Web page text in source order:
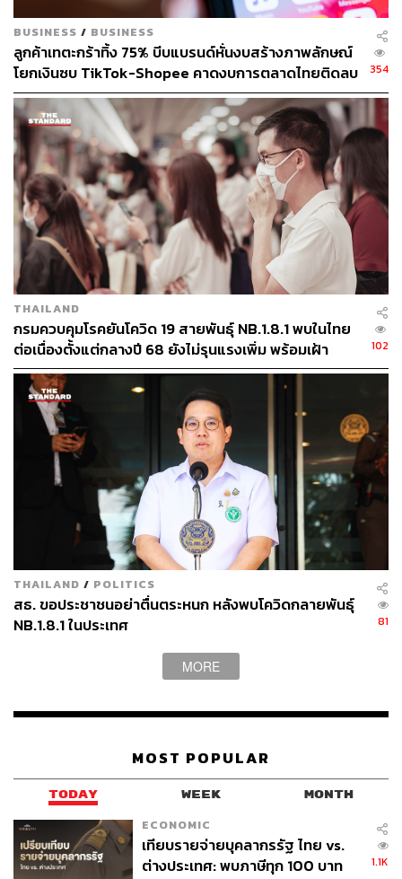
BUSINESS / BUSINESS
ลูกค้าเทตะกร้าทิ้ง 75% บีบแบรนด์หั่นงบสร้างภาพลักษณ์
โยกเงินซบ TikTok-Shopee คาดงบการตลาดไทยติดลบ
ครั้งแรกในรอบ 14 ปี
354
THAILAND
กรมควบคุมโรคยันโควิด 19 สายพันธุ์ NB.1.8.1 พบในไทย
ต่อเนื่องตั้งแต่กลางปี 68 ยังไม่รุนแรงเพิ่ม พร้อมเฝ้า
ระวัง-ติดตามใกล้ชิด
102
THAILAND / POLITICS
สธ. ขอประชาชนอย่าตื่นตระหนก หลังพบโควิดกลายพันธุ์
NB.1.8.1 ในประเทศ
81
MORE
MOST POPULAR
TODAY WEEK MONTH
ECONOMIC
เทียบรายจ่ายบุคลากรรัฐ ไทย vs.
ต่างประเทศ: พบภาษีทุก 100 บาท
1.1K